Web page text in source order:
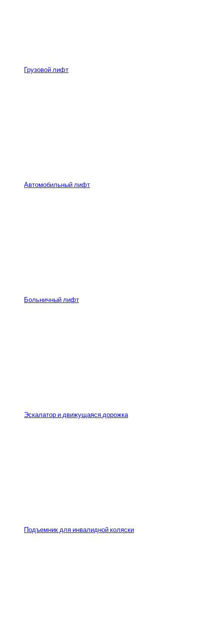
Грузовой лифт
Автомобильный лифт
Больничный лифт
Эскалатор и движущаяся дорожка
Подъемник для инвалидной коляски